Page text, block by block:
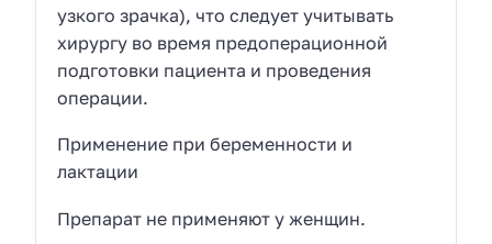
узкого зрачка), что следует учитывать
хирургу во время предоперационной
подготовки пациента и проведения
операции.
Применение при беременности и
лактации
Препарат не применяют у женщин.